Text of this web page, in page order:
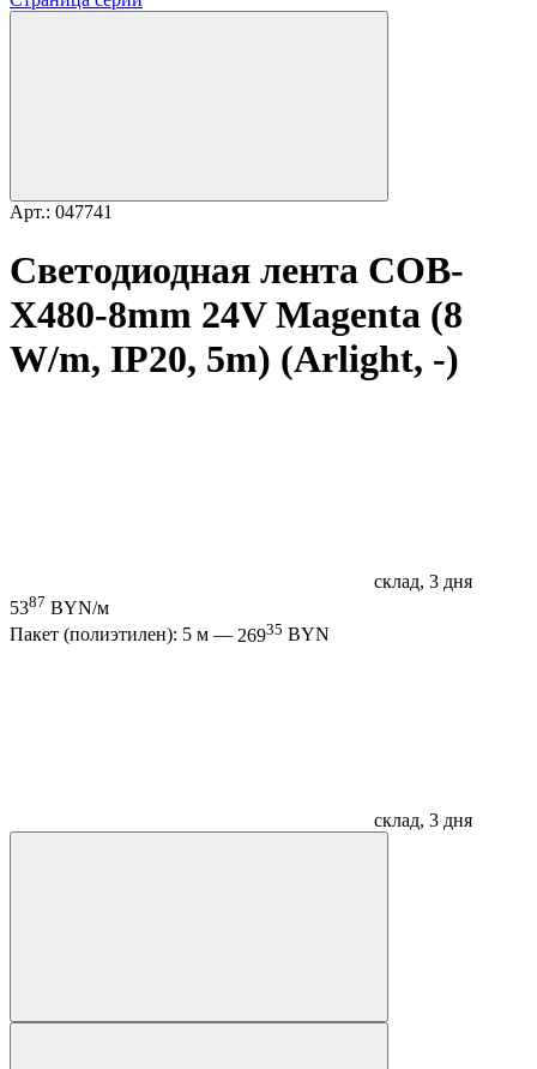
Арт.: 047741
Светодиодная лента COB-
X480-8mm 24V Magenta (8
W/m, IP20, 5m) (Arlight, -)
склад, 3 дня
5387 BYN/м
Пакет (полиэтилен): 5 м — 26935 BYN
склад, 3 дня